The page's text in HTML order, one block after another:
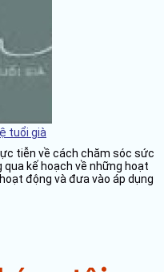
tuổi già
tiễn về cách chăm sóc sức
kế hoạch về những hoạt
động và đưa vào áp dụng